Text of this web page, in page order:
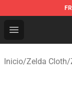
Open menu
The Legend
Inicio/Zelda Cloth/